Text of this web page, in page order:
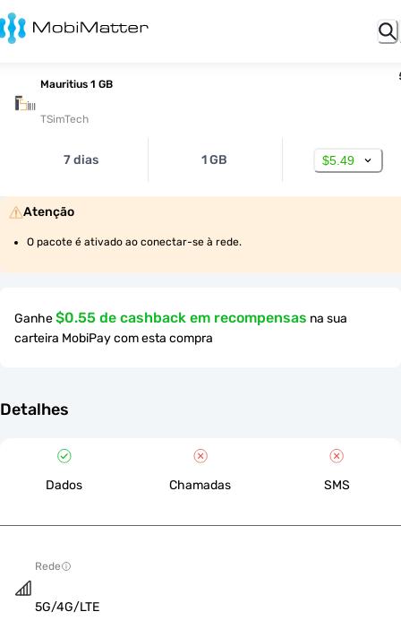
Mauritius 1 GB
TSimTech
7 dias 1 GB $5.49
Atenção
O pacote é ativado ao conectar-se à rede.
Ganhe$0.55 de cashback em recompensas na sua
carteira MobiPay com esta compra
Detalhes
Dados Chamadas SMS
Rede
5G/4G/LTE